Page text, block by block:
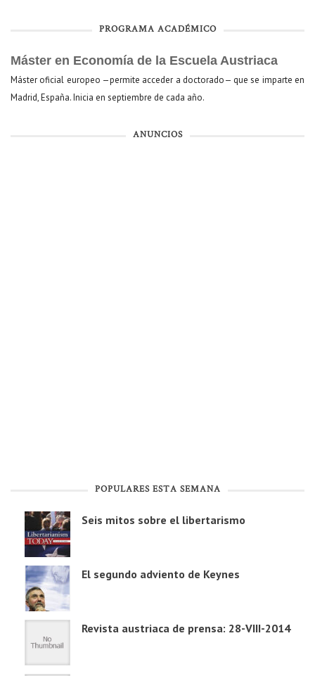
PROGRAMA ACADÉMICO
Máster en Economía de la Escuela Austriaca
Máster oficial europeo —permite acceder a doctorado— que se imparte en
Madrid, España. Inicia en septiembre de cada año.
ANUNCIOS
POPULARES ESTA SEMANA
Seis mitos sobre el libertarismo
El segundo adviento de Keynes
Revista austriaca de prensa: 28-VIII-2014